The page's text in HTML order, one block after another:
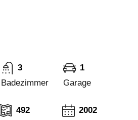
3
Badezimmer
1
Garage
492
2002